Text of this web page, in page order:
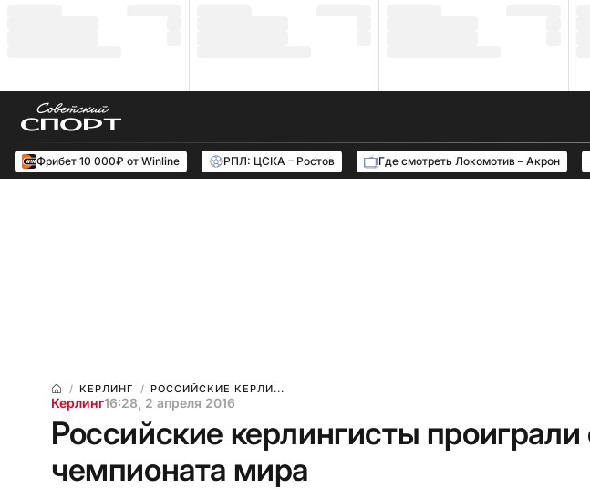
Фрибет 10 000₽ от Winline РПЛ: ЦСКА – Ростов Где смотреть Локомотив – Акрон
КЕРЛИНГ РОССИЙСКИЕ КЕРЛИ...
Керлинг16:28, 2 апреля 2016
Российские керлингисты
чемпионата мира